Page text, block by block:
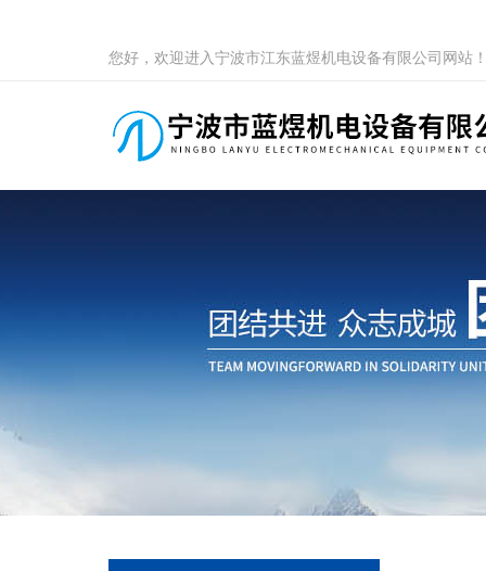
您好，欢迎进入宁波市江东蓝煜机电设备有限公司网站